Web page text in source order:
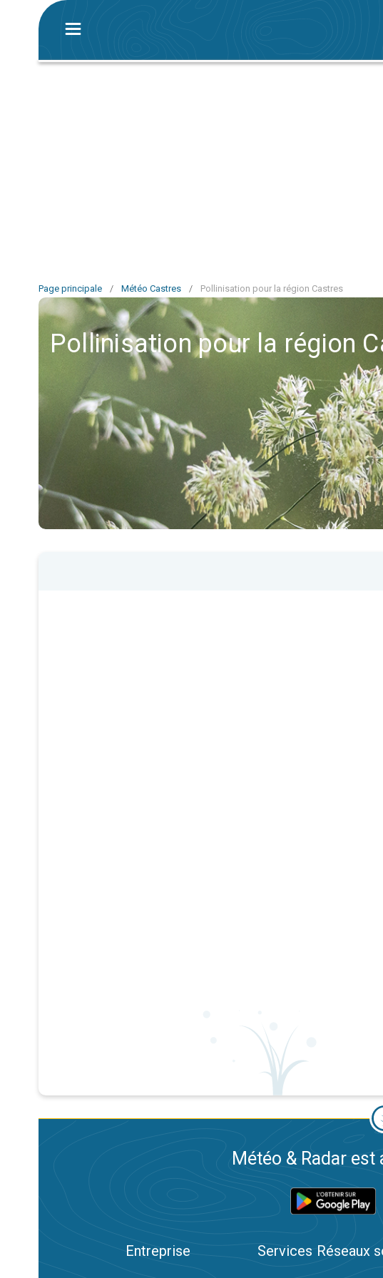
Page principale / Météo Castres / Pollinisation pour la région Castres
Pollinisation pour la région
Météo & Radar
Entreprise Services Réseaux